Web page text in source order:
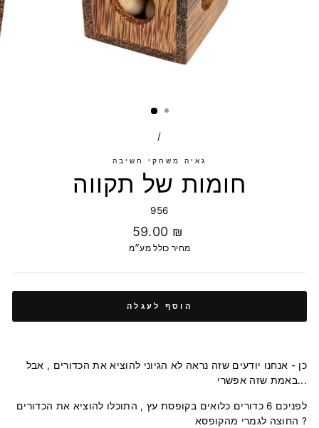
/
גאיה משחקי חשיבה
חומות של תקווה
956
מחיר
רגיל
59.00 ₪
מחיר כולל מע״מ
הוסף לעגלה
באמת שזה אפשרי...
לפניכם 6 כדורים כלואים בקופסת עץ , התוכלו להוציא את הכדורים
החוצה לגמרי מהקופסא ?